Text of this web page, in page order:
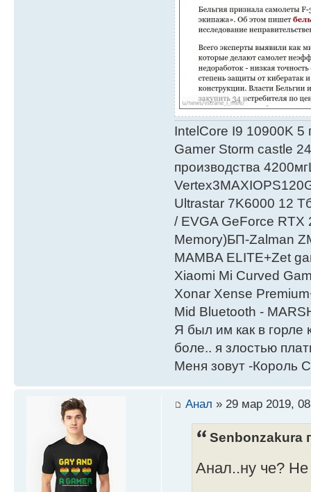
IntelСore I9 10900K 5
Gamer Storm castle
производства
Ultrastar 7K6000 12
/ EVGA GeForce RTX
Мemory)БП-Zalman
MAMBA ELITE+Zet
Xiaomi Mi Curved
Xonar Xense
Mid Bluetooth -
Я был им как в горле
боле.. я злостью
Меня зовут -Король
Анал » 29 мар 2019,
Senbonzakura
Анал..ну че?